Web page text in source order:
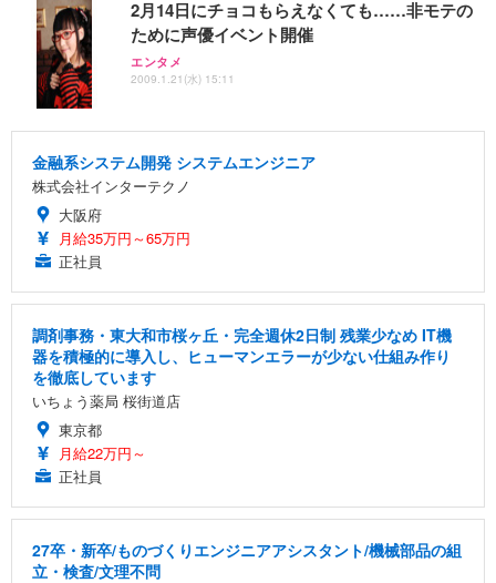
2月14日にチョコもらえなくても……非モテの
ために声優イベント開催
エンタメ
2009.1.21(水) 15:11
金融系システム開発 システムエンジニア
株式会社インターテクノ
大阪府
月給35万円～65万円
正社員
調剤事務・東大和市桜ヶ丘・完全週休2日制 残業少なめ IT機
器を積極的に導入し、ヒューマンエラーが少ない仕組み作り
を徹底しています
いちょう薬局 桜街道店
東京都
月給22万円～
正社員
27卒・新卒/ものづくりエンジニアアシスタント/機械部品の組
立・検査/文理不問